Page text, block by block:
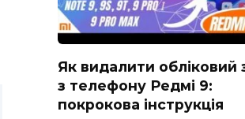
Як видалити обліковий
з телефону Редмі 9:
покрокова інструкція